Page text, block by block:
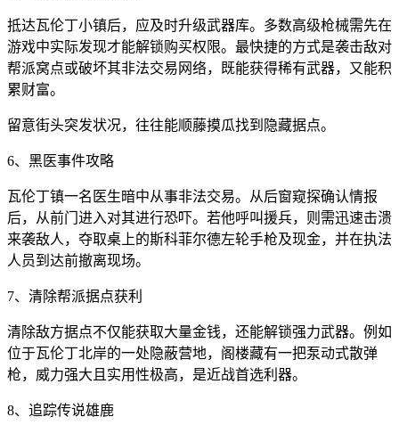
抵达瓦伦丁小镇后，应及时升级武器库。多数高级枪械需先在
游戏中实际发现才能解锁购买权限。最快捷的方式是袭击敌对
帮派窝点或破坏其非法交易网络，既能获得稀有武器，又能积
累财富。
留意街头突发状况，往往能顺藤摸瓜找到隐藏据点。
6、黑医事件攻略
瓦伦丁镇一名医生暗中从事非法交易。从后窗窥探确认情报
后，从前门进入对其进行恐吓。若他呼叫援兵，则需迅速击溃
来袭敌人，夺取桌上的斯科菲尔德左轮手枪及现金，并在执法
人员到达前撤离现场。
7、清除帮派据点获利
清除敌方据点不仅能获取大量金钱，还能解锁强力武器。例如
位于瓦伦丁北岸的一处隐蔽营地，阁楼藏有一把泵动式散弹
枪，威力强大且实用性极高，是近战首选利器。
8、追踪传说雄鹿